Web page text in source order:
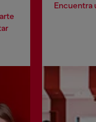
Encuentra